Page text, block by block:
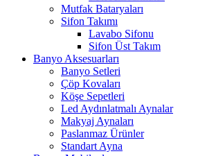
Mutfak Bataryaları
Sifon Takımı
Lavabo Sifonu
Sifon Üst Takım
Banyo Aksesuarları
Banyo Setleri
Çöp Kovaları
Köşe Sepetleri
Led Aydınlatmalı Aynalar
Makyaj Aynaları
Paslanmaz Ürünler
Standart Ayna